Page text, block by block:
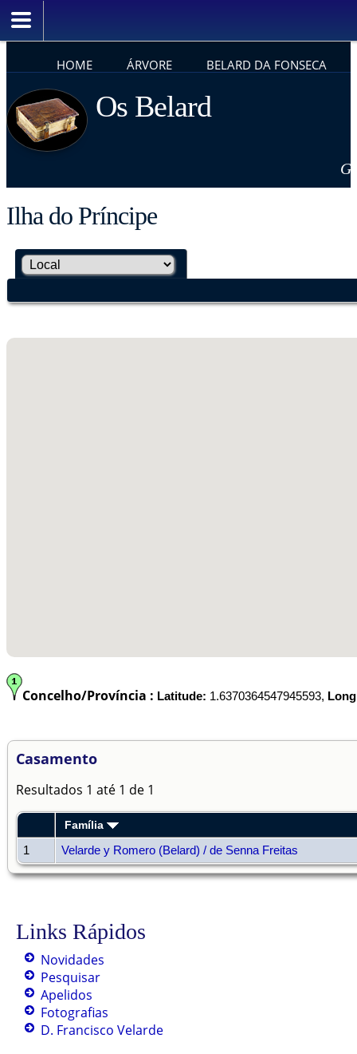
HOME ÁRVORE BELARD DA FONSECA
Os Belard
Ilha do Príncipe
Concelho/Província : Latitude: 1.6370364547945593,
Casamento
Resultados 1 até 1 de 1
Família
1
Velarde y Romero (Belard) / de Senna Freitas
Links Rápidos
Novidades
Pesquisar
Apelidos
Fotografias
D. Francisco Velarde